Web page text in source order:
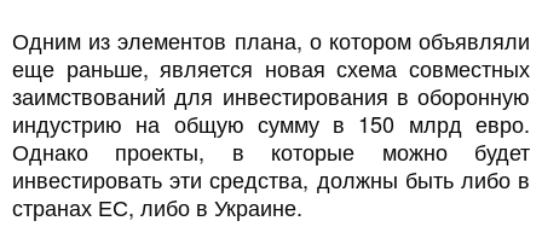
Одним из элементов плана, о котором объявляли
еще раньше, является новая схема совместных
заимствований для инвестирования в оборонную
индустрию на общую сумму в 150 млрд евро.
Однако проекты, в которые можно будет
инвестировать эти средства, должны быть либо в
странах ЕС, либо в Украине.